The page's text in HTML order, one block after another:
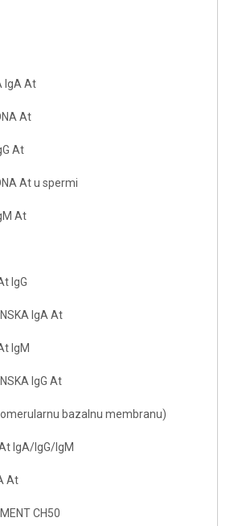
IgA At
At
At
At u spermi
At
IgG
IgA At
IgM
IgG At
bazalnu membranu)
IgA/IgG/IgM
At
CH50